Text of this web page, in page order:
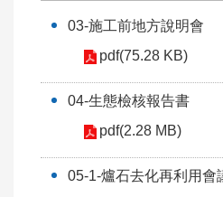
03-施工前地方說明會
pdf(75.28 KB)
04-生態檢核報告書
pdf(2.28 MB)
05-1-爐石去化再利用會